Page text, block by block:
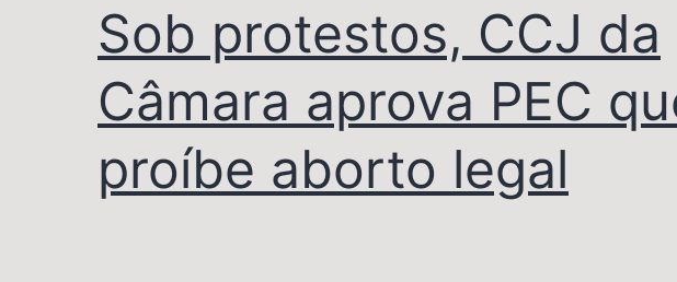
Sob protestos, CCJ da
Câmara aprova PEC
proíbe aborto legal